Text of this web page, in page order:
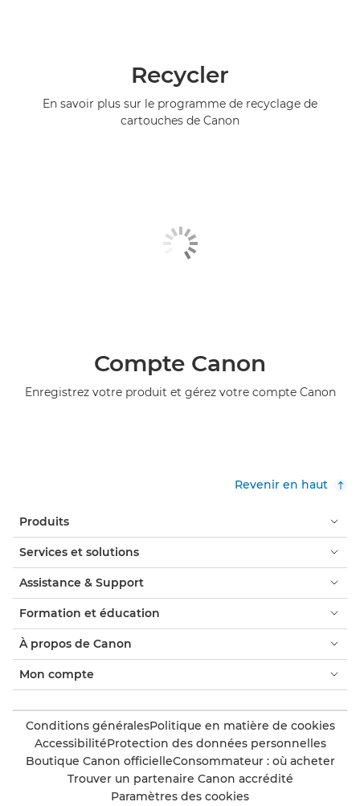
Recycler
En savoir plus sur le programme de recyclage de
cartouches de Canon
Compte Canon
Enregistrez votre produit et gérez votre compte Canon
Revenir en haut
Produits
Services et solutions
Assistance & Support
Formation et éducation
À propos de Canon
Mon compte
Conditions généralesPolitique en matière de cookies
AccessibilitéProtection des données personnelles
Boutique Canon officielleConsommateur : où acheter
Trouver un partenaire Canon accrédité
Paramètres des cookies